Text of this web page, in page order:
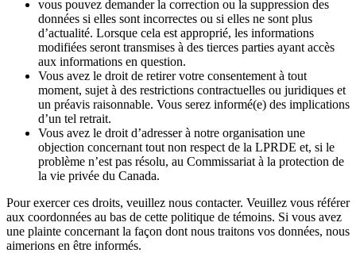
vous pouvez demander la correction ou la suppression des
données si elles sont incorrectes ou si elles ne sont plus
d’actualité. Lorsque cela est approprié, les informations
modifiées seront transmises à des tierces parties ayant accès
aux informations en question.
Vous avez le droit de retirer votre consentement à tout
moment, sujet à des restrictions contractuelles ou juridiques et
un préavis raisonnable. Vous serez informé(e) des implications
d’un tel retrait.
Vous avez le droit d’adresser à notre organisation une
objection concernant tout non respect de la LPRDE et, si le
problème n’est pas résolu, au Commissariat à la protection de
la vie privée du Canada.
Pour exercer ces droits, veuillez nous contacter. Veuillez vous référer
aux coordonnées au bas de cette politique de témoins. Si vous avez
une plainte concernant la façon dont nous traitons vos données, nous
aimerions en être informés.